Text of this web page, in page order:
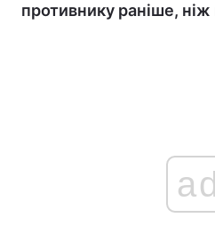
противнику раніше, ніж